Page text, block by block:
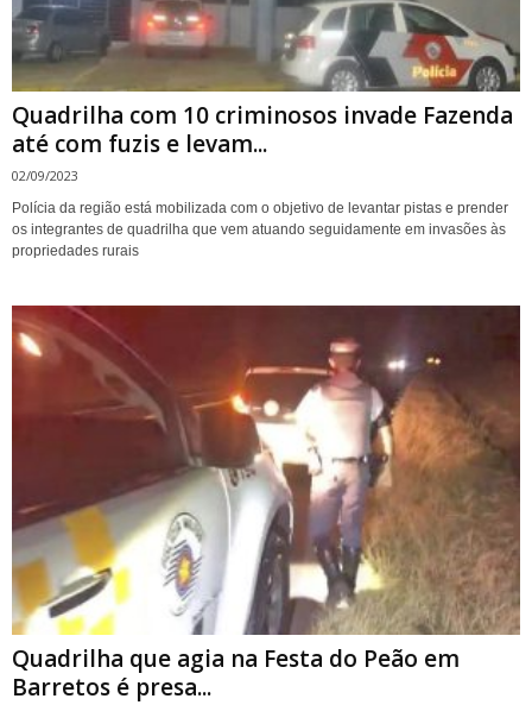
Quadrilha com 10 criminosos invade Fazenda
até com fuzis e levam...
02/09/2023
Polícia da região está mobilizada com o objetivo de levantar pistas e prender
os integrantes de quadrilha que vem atuando seguidamente em invasões às
propriedades rurais
Quadrilha que agia na Festa do Peão em
Barretos é presa...